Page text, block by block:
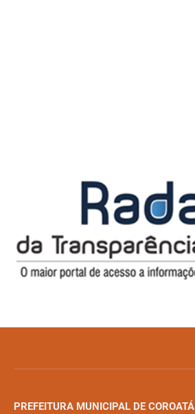
PREFEITURA MUNICIPAL DE COROATÁ